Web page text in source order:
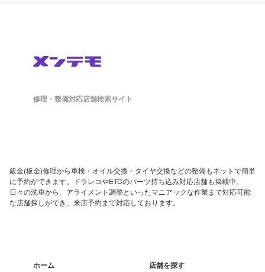
修理・整備対応店舗検索サイト
鈑金(板金)修理から車検・オイル交換・タイヤ交換などの整備もネットで簡単
に予約ができます。ドラレコやETCのパーツ持ち込み対応店舗も掲載中。
日々の洗車から、アライメント調整といったマニアックな作業まで対応可能
な店舗探しができ、来店予約まで対応しております。
ホーム 店舗を探す